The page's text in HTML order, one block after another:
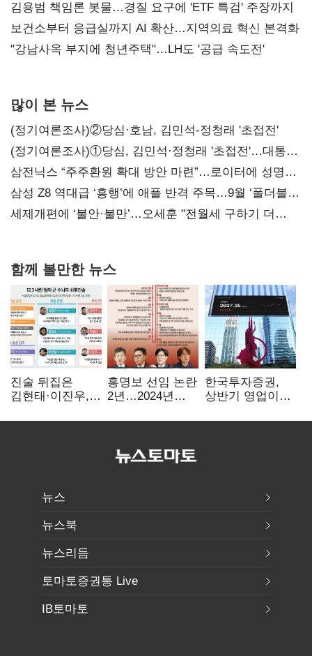
김용범 책임론 봇물…경질 요구에 'ETF 특검' 주장까지
보건소부터 응급실까지 AI 확산…지역의료 혁신 본격화
"강남사옥 부지에 청년주택"…LH도 '공급 속도전'
많이 본 뉴스
(정기여론조사)②당심·호남, 김민석-정청래 '초접전'
(정기여론조사)①당심, 김민석·정청래 '초접전'…대통령
지지도 '50% 아래로'(종합)
삼전닉스 “주주환원 확대 방안 마련”…로이터에 성명
보내
삼성 Z8 역대급 ‘흥행’에 애플 반격 주목…9월 ‘폴더블
대전’
세제개편에 ‘불안·불만’…오세훈 "전월세 구하기 더
함께 볼만한 뉴스
진술 뒤집은
김현태·이진우,
헌신"…법정서
홍명보 선임 논란
2년…2024년
압색까지
한국투자증권,
상반기 영업이익
전년비 89.1%↑
뉴스
뉴스북
뉴스리듬
토마토증권통 Live
IB토마토